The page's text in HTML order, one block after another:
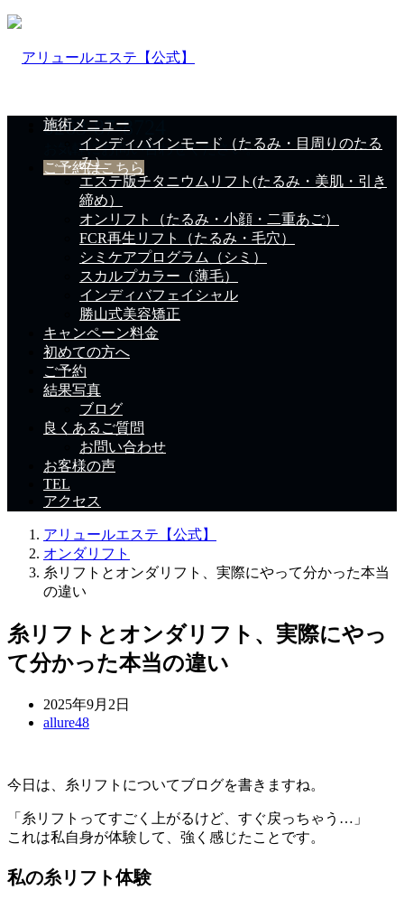
0263-87-8724
お気軽にお問い合わせください。
ご予約はこちら
施術メニュー
インディバインモード（たるみ・目周りのたる
み）
エステ版チタニウムリフト(たるみ・美肌・引き
締め）
オンリフト（たるみ・小顔・二重あご）
FCR再生リフト（たるみ・毛穴）
シミケアプログラム（シミ）
スカルプカラー（薄毛）
インディバフェイシャル
勝山式美容矯正
キャンペーン料金
初めての方へ
ご予約
結果写真
ブログ
良くあるご質問
お問い合わせ
お客様の声
TEL
アクセス
アリュールエステ【公式】
オンダリフト
糸リフトとオンダリフト、実際にやって分かった本当
の違い
糸リフトとオンダリフト、実際にやっ
て分かった本当の違い
2025年9月2日
allure48
今日は、糸リフトについてブログを書きますね。
「糸リフトってすごく上がるけど、すぐ戻っちゃう…」
これは私自身が体験して、強く感じたことです。
私の糸リフト体験